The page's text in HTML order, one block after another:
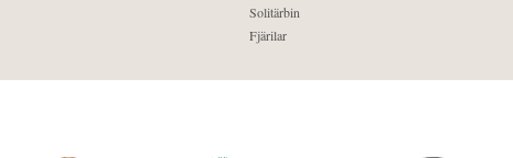
Solitärbin
Fjärilar